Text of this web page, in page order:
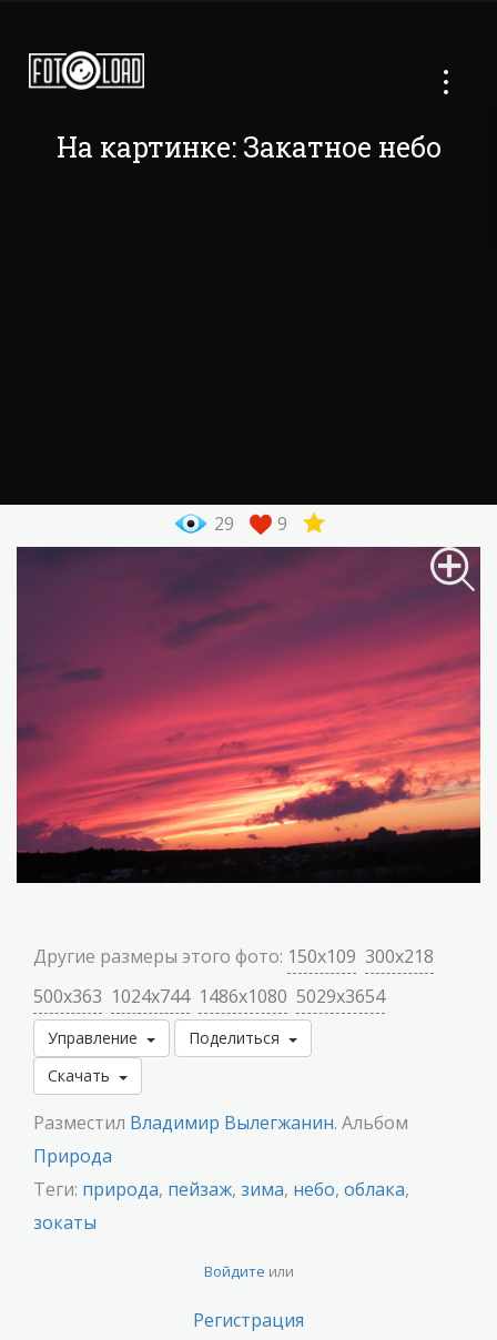
На картинке: Закатное небо
29 9
Другие размеры этого фото: 150x109 300x218
500x363 1024x744 1486x1080 5029x3654
Управление
Поделиться
Скачать
Разместил Владимир Вылегжанин. Альбом
Природа
Теги: природа, пейзаж, зима, небо, облака,
зокаты
Войдите или
Регистрация